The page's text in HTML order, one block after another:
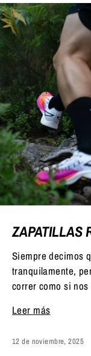
ZAPATILLAS
Siempre decimos
tranquilamente,
correr como si
Leer más
12 de noviembre, 2025